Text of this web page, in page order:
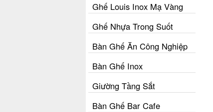
Ghế Louis Inox Mạ Vàng
Ghế Nhựa Trong Suốt
Bàn Ghế Ăn Công Nghiệp
Bàn Ghế Inox
Giường Tầng Sắt
Bàn Ghế Bar Cafe